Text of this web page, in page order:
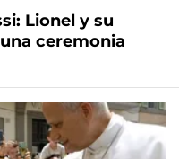
Lionel y su
ceremonia